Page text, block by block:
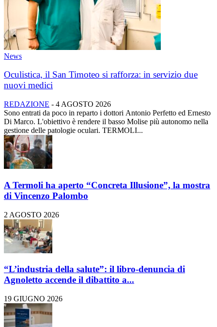
News
Oculistica, il San Timoteo si rafforza: in servizio due
nuovi medici
REDAZIONE - 4 AGOSTO 2026
Sono entrati da poco in reparto i dottori Antonio Perfetto ed Ernesto
Di Marco. L'obiettivo è rendere il basso Molise più autonomo nella
gestione delle patologie oculari. TERMOLI...
A Termoli ha aperto “Concreta Illusione”, la mostra
di Vincenzo Palombo
2 AGOSTO 2026
“L’industria della salute”: il libro-denuncia di
Agnoletto accende il dibattito a...
19 GIUGNO 2026